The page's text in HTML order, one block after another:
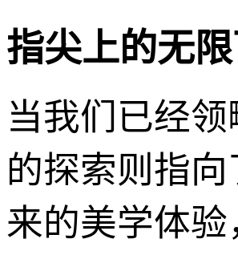
指尖上的无
当我们已经
的探索则指
来的美学体